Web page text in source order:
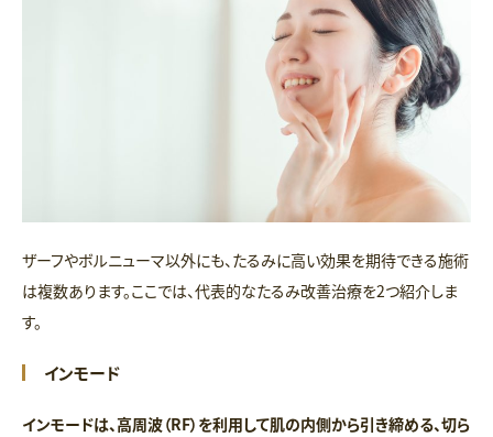
ザーフやボルニューマ以外にも、たるみに高い効果を期待できる施術
は複数あります。ここでは、代表的なたるみ改善治療を2つ紹介しま
す。
インモード
インモードは、高周波（RF）を利用して肌の内側から引き締める、切ら